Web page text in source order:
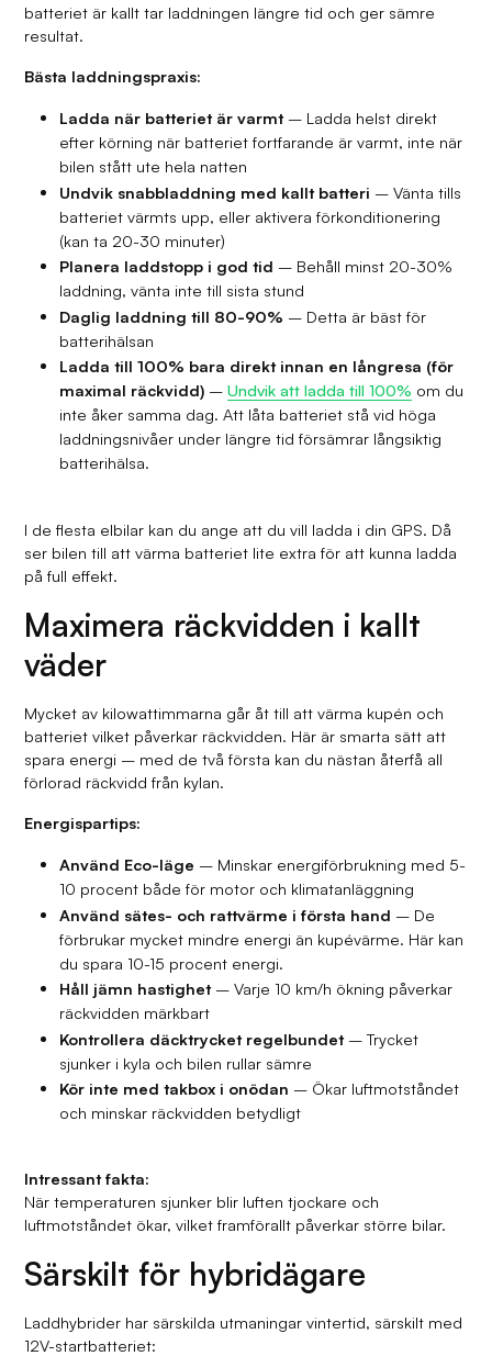
batteriet är kallt tar laddningen längre tid och ger sämre
resultat.
Bästa laddningspraxis:
Ladda när batteriet är varmt– Ladda helst direkt
efter körning när batteriet fortfarande är varmt, inte när
bilen stått ute hela natten
Undvik snabbladdning med kallt batteri – Vänta tills
batteriet värmts upp, eller aktivera förkonditionering
(kan ta 20-30 minuter)
Planera laddstopp i god tid – Behåll minst 20-30%
laddning, vänta inte till sista stund
Daglig laddning till 80-90% – Detta är bäst för
batterihälsan
Ladda till 100% bara direkt innan en långresa (för
maximal räckvidd) –Undvik att ladda till 100% om du
inte åker samma dag. Att låta batteriet stå vid höga
laddningsnivåer under längre tid försämrar långsiktig
batterihälsa.
I de flesta elbilar kan du ange att du vill ladda i din GPS. Då
ser bilen till att värma batteriet lite extra för att kunna ladda
på full effekt.
Maximera räckvidden i kallt
väder
Mycket av kilowattimmarna går åt till att värma kupén och
batteriet vilket påverkar räckvidden. Här är smarta sätt att
spara energi – med de två första kan du nästan återfå all
förlorad räckvidd från kylan.
Energispartips:
Använd Eco-läge – Minskar energiförbrukning med 5-
10 procent både för motor och klimatanläggning
Använd sätes- och rattvärme i första hand – De
förbrukar mycket mindre energi än kupévärme. Här kan
du spara 10-15 procent energi.
Håll jämn hastighet– Varje 10 km/h ökning påverkar
räckvidden märkbart
Kontrollera däcktrycket regelbundet– Trycket
sjunker i kyla och bilen rullar sämre
Kör inte med takbox i onödan – Ökar luftmotståndet
och minskar räckvidden betydligt
Intressant fakta:
När temperaturen sjunker blir luften tjockare och
luftmotståndet ökar, vilket framförallt påverkar större bilar.
Särskilt för hybridägare
Laddhybrider har särskilda utmaningar vintertid, särskilt med
12V-startbatteriet: